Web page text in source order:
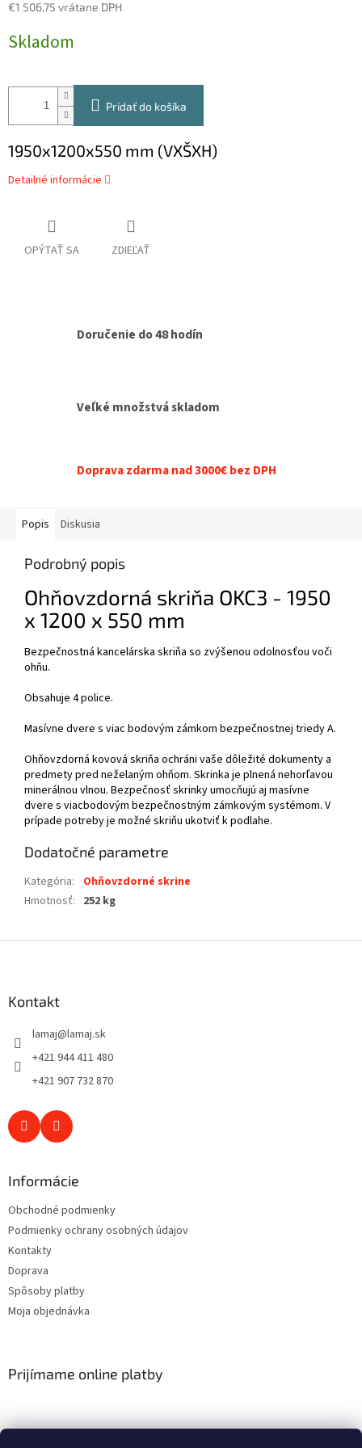
€1 506,75 vrátane DPH
cena:
Skladom
Pridať do košíka
1950x1200x550 mm (VXŠXH)
Detailné informácie
OPÝTAŤ SA ZDIEĽAŤ
Doručenie do 48 hodín
Veľké množstvá skladom
Doprava zdarma nad 3000€ bez DPH
Popis Diskusia
Podrobný popis
Ohňovzdorná skriňa OKC3 - 1950
x 1200 x 550 mm
Bezpečnostná kancelárska skriňa so zvýšenou odolnosťou voči
ohňu.
Obsahuje 4 police.
Masívne dvere s viac bodovým zámkom bezpečnostnej triedy A.
Ohňovzdorná kovová skriňa ochráni vaše dôležité dokumenty a
predmety pred neželaným ohňom. Skrinka je plnená nehorľavou
minerálnou vlnou. Bezpečnosť skrinky umocňujú aj masívne
dvere s viacbodovým bezpečnostným zámkovým systémom. V
prípade potreby je možné skriňu ukotviť k podlahe.
Dodatočné parametre
Kategória:
Ohňovzdorné skrine
Hmotnosť: 252 kg
Kontakt
lamaj@lamaj.sk
+421 944 411 480
+421 907 732 870
Informácie
Obchodné podmienky
Podmienky ochrany osobných údajov
Kontakty
Doprava
Spôsoby platby
Moja objednávka
Prijímame online platby